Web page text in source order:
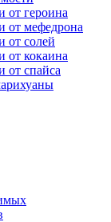
от героина
от мефедрона
от солей
от кокаина
от спайса